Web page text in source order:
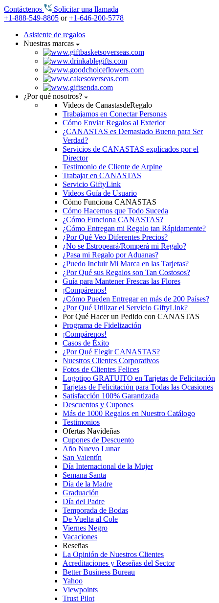
Contáctenos
Solicitar una llamada
+1-888-549-8805 or+1-646-200-5778
Asistente de regalos
Nuestras marcas
¿Por qué nosotros?
Videos de CanastasdeRegalo
Trabajamos en Conectar Personas
Cómo Enviar Regalos al Exterior
¿CANASTAS es Demasiado Bueno para Ser
Verdad?
Servicios de CANASTAS explicados por el
Director
Testimonio de Cliente de Arpine
Trabajar en CANASTAS
Servicio GiftyLink
Videos Guía de Usuario
Cómo Funciona CANASTAS
Cómo Hacemos que Todo Suceda
¿Cómo Funciona CANASTAS?
¿Cómo Entregan mi Regalo tan Rápidamente?
¿Por Qué Veo Diferentes Precios?
¿No se Estropeará/Romperá mi Regalo?
¿Pasa mi Regalo por Aduanas?
¿Puedo Incluir Mi Marca en las Tarjetas?
¿Por Qué sus Regalos son Tan Costosos?
Guía para Mantener Frescas las Flores
¡Compárenos!
¿Cómo Pueden Entregar en más de 200 Países?
¿Por Qué Utilizar el Servicio GiftyLink?
Por Qué Hacer un Pedido con CANASTAS
Programa de Fidelización
¡Compárenos!
Casos de Éxito
¿Por Qué Elegir CANASTAS?
Nuestros Clientes Corporativos
Fotos de Clientes Felices
Logotipo GRATUITO en Tarjetas de Felicitación
Tarjetas de Felicitación para Todas las Ocasiones
Satisfacción 100% Garantizada
Descuentos y Cupones
Más de 1000 Regalos en Nuestro Catálogo
Testimonios
Ofertas Navideñas
Cupones de Descuento
Año Nuevo Lunar
San Valentín
Día Internacional de la Mujer
Semana Santa
Día de la Madre
Graduación
Día del Padre
Temporada de Bodas
De Vuelta al Cole
Viernes Negro
Vacaciones
Reseñas
La Opinión de Nuestros Clientes
Acreditaciones y Reseñas del Sector
Better Business Bureau
Yahoo
Viewpoints
Trust Pilot